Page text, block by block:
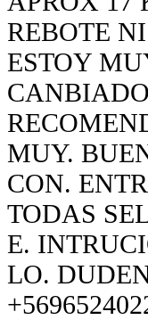
REBOTE
ESTOY
MUY.
CON.
TODAS
E.
LO.